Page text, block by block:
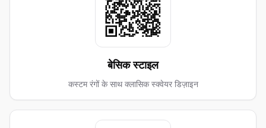
बेसिक स्टाइल
कस्टम रंगों के साथ क्लासिक स्क्वेयर डिज़ाइन